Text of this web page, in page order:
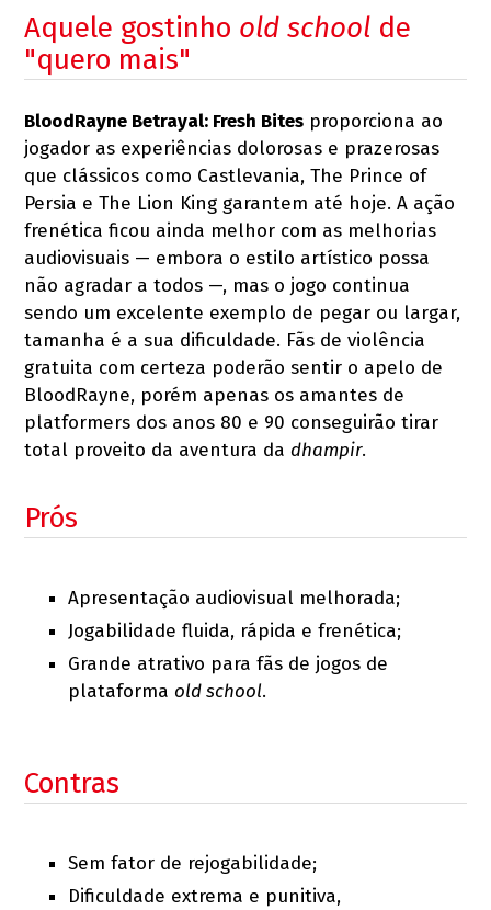
Aquele gostinho old school de
"quero mais"
BloodRayne Betrayal: Fresh Bites proporciona ao
jogador as experiências dolorosas e prazerosas
que clássicos como Castlevania, The Prince of
Persia e The Lion King garantem até hoje. A ação
frenética ficou ainda melhor com as melhorias
audiovisuais — embora o estilo artístico possa
não agradar a todos —, mas o jogo continua
sendo um excelente exemplo de pegar ou largar,
tamanha é a sua dificuldade. Fãs de violência
gratuita com certeza poderão sentir o apelo de
BloodRayne, porém apenas os amantes de
platformers dos anos 80 e 90 conseguirão tirar
total proveito da aventura dadhampir.
Prós
Apresentação audiovisual melhorada;
Jogabilidade fluida, rápida e frenética;
Grande atrativo para fãs de jogos de
plataforma old school.
Contras
Sem fator de rejogabilidade;
Dificuldade extrema e punitiva,